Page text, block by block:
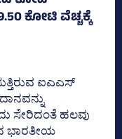
ಕೋಟಿ ವೆಚ್ಚಕ್ಕೆ
ಐಎಎಸ್‌
ಸೇರಿದಂತೆ ಹಲವು
ಭಾರತೀಯ